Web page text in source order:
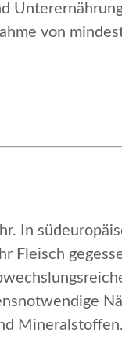
von
In
Fleisch
Mineralstoffen.